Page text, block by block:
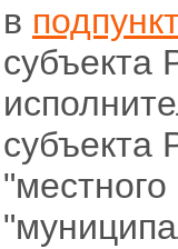
в
субъекта
субъекта